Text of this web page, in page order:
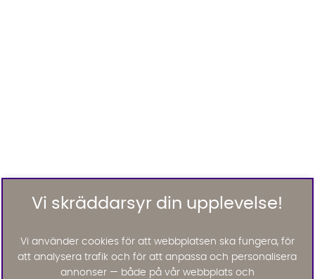
Vi skräddarsyr din upplevelse!
Vi använder cookies för att webbplatsen ska fungera, för
att analysera trafik och för att anpassa och personalisera
annonser — både på vår webbplats och